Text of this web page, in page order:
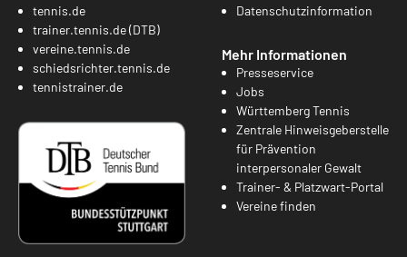
tennis.de
trainer.tennis.de (DTB)
vereine.tennis.de
schiedsrichter.tennis.de
tennistrainer.de
Datenschutzinformation
Mehr Informationen
Presseservice
Jobs
Württemberg Tennis
Zentrale Hinweisgeberstelle
für Prävention
interpersonaler Gewalt
Trainer- & Platzwart-Portal
Vereine finden